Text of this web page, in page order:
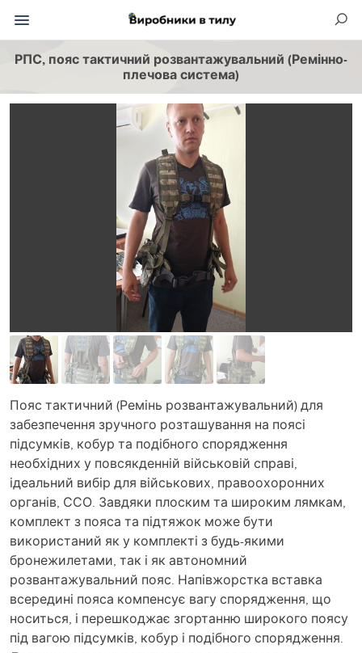
РПС, пояс тактичний розвантажувальний (Ремінно-
плечова система)
Пояс тактичний (Ремінь розвантажувальний) для
забезпечення зручного розташування на поясі
підсумків, кобур та подібного спорядження
необхідних у повсякденній військовій справі,
ідеальний вибір для військових, правоохоронних
органів, ССО. Завдяки плоским та широким лямкам,
комплект з пояса та підтяжок може бути
використаний як у комплекті з будь-якими
бронежилетами, так і як автономний
розвантажувальний пояс. Напівжорстка вставка
всередині пояса компенсує вагу спорядження, що
носиться, і перешкоджає згортанню широкого поясу
під вагою підсумків, кобур і подібного спорядження.